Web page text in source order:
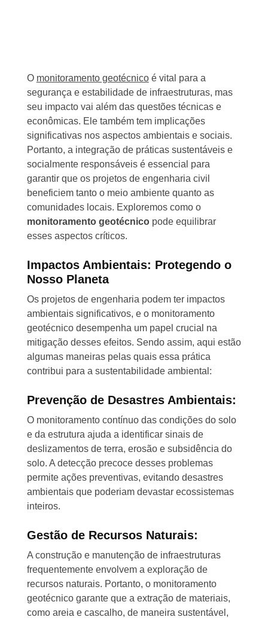
O monitoramento geotécnicoé vital para a
segurança e estabilidade de infraestruturas, mas
seu impacto vai além das questões técnicas e
econômicas. Ele também tem implicações
significativas nos aspectos ambientais e sociais.
Portanto, a integração de práticas sustentáveis e
socialmente responsáveis é essencial para
garantir que os projetos de engenharia civil
beneficiem tanto o meio ambiente quanto as
comunidades locais. Exploremos como o
monitoramento geotécnicopode equilibrar
esses aspectos críticos.
Impactos Ambientais: Protegendo o
Nosso Planeta
Os projetos de engenharia podem ter impactos
ambientais significativos, e o monitoramento
geotécnico desempenha um papel crucial na
mitigação desses efeitos. Sendo assim, aqui estão
algumas maneiras pelas quais essa prática
contribui para a sustentabilidade ambiental:
Prevenção de Desastres Ambientais:
O monitoramento contínuo das condições do solo
e da estrutura ajuda a identificar sinais de
deslizamentos de terra, erosão e subsidência do
solo. A detecção precoce desses problemas
permite ações preventivas, evitando desastres
ambientais que poderiam devastar ecossistemas
inteiros.
Gestão de Recursos Naturais:
A construção e manutenção de infraestruturas
frequentemente envolvem a exploração de
recursos naturais. Portanto, o monitoramento
geotécnico garante que a extração de materiais,
como areia e cascalho, de maneira sustentável,